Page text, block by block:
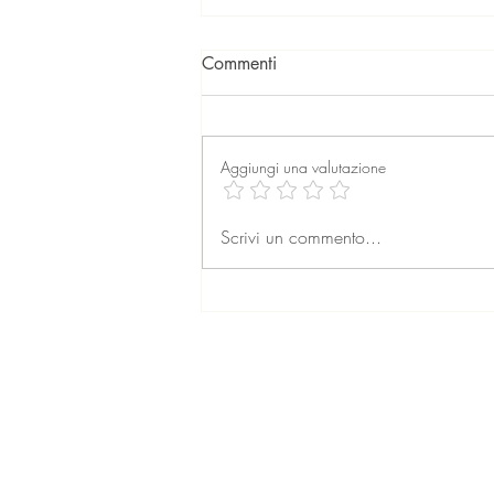
La professione dell’agente
Commenti
Aggiungi una valutazione
Scrivi un commento...